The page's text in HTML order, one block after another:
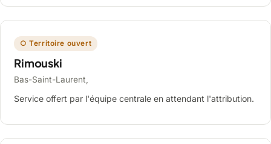
○ Territoire ouvert
Rimouski
Bas-Saint-Laurent,
Service offert par l'équipe centrale en attendant l'attribution.